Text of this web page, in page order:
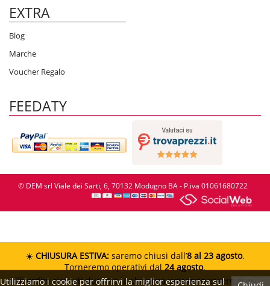
EXTRA
Blog
Marche
Voucher Regalo
FEEDATY
© DEM srl Viale dei Sarti, 6, 70132 Modugno BA - P.iva 01061680722
Utilizziamo i cookie per offrirvi la miglior esperienza sul
☀️ CHIUSURA ESTIVA: saremo chiusi dall’8 al 23 agosto.
Torneremo operativi dal24 agosto.
Gli ordini ricevuti durante la chiusura potranno essere evasi